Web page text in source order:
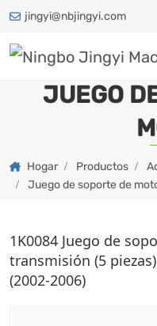
jingyi@nbjingyi.com
JUEGO
Hogar Productos
Juego de soporte de
1K0084 Juego de
transmisión (5
(2002-2006)